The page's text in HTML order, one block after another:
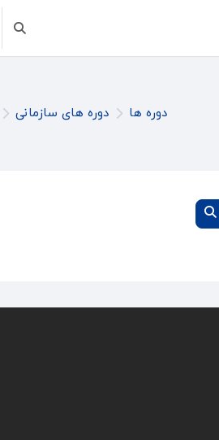
دوره ها دوره های سازمانی
دوره مورد نظرتان را جستجو کنید
دوره مورد نظرتان را جستجو کنید